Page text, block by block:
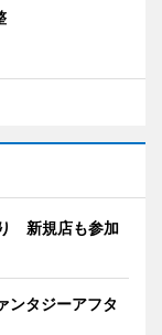
新規店も参加
ンタジーアフタ